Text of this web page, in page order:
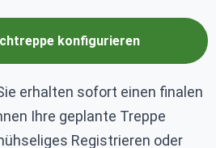
konfigurieren
erhalten sofort einen finalen
Ihre geplante Treppe
Registrieren oder